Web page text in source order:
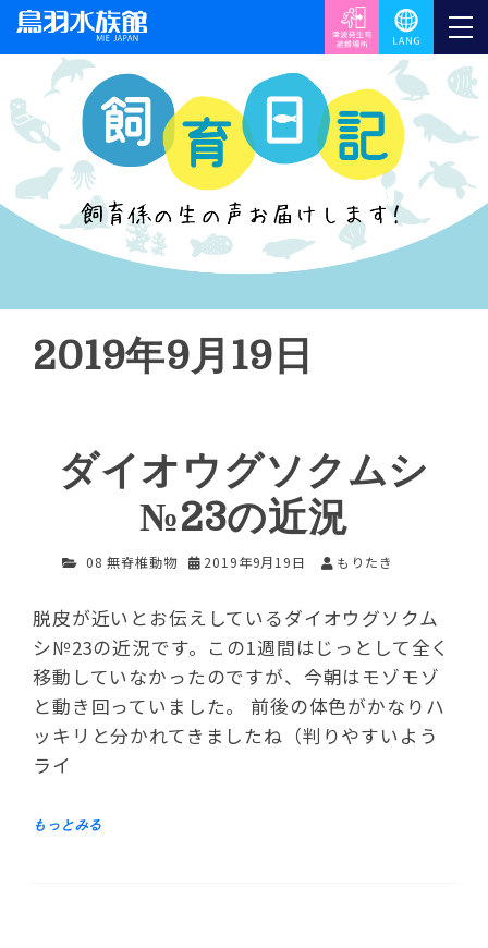
2019年9月19日
ダイオウグソクムシ
№23の近況
08 無脊椎動物 2019年9月19日 もりたき
脱皮が近いとお伝えしているダイオウグソクム
シ№23の近況です。この1週間はじっとして全く
移動していなかったのですが、今朝はモゾモゾ
と動き回っていました。 前後の体色がかなりハ
ッキリと分かれてきましたね（判りやすいよう
ライ